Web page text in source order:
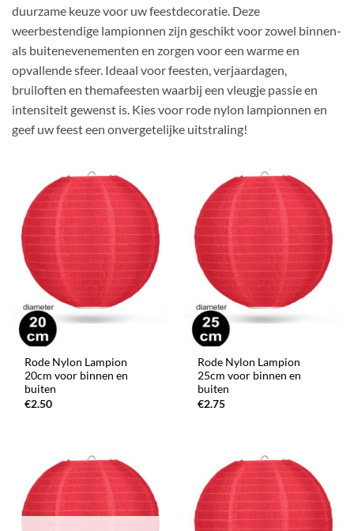
duurzame keuze voor uw feestdecoratie. Deze
weerbestendige lampionnen zijn geschikt voor zowel binnen-
als buitenevenementen en zorgen voor een warme en
opvallende sfeer. Ideaal voor feesten, verjaardagen,
bruiloften en themafeesten waarbij een vleugje passie en
intensiteit gewenst is. Kies voor rode nylon lampionnen en
geef uw feest een onvergetelijke uitstraling!
Rode Nylon Lampion
20cm voor binnen en
buiten
€2.50
Rode Nylon Lampion
25cm voor binnen en
buiten
€2.75